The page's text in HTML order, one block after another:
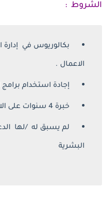
الشروط :
بكالوريوس في إدارة
الاعمال .
إجادة استخدام
خبرة 4 سنوات على الاقل .
لم يسبق له /لها
البشرية